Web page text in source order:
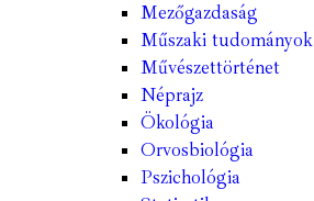
Mezőgazdaság
Műszaki tudományok
Művészettörténet
Néprajz
Ökológia
Orvosbiológia
Pszichológia